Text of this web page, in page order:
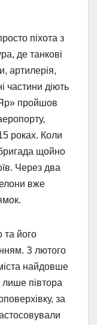
піхота з
де танкові
артилерія,
частини діють
пройшов
роках. Коли
щойно
Через два
вже
та його
З лютого
найдовше
півтора
за